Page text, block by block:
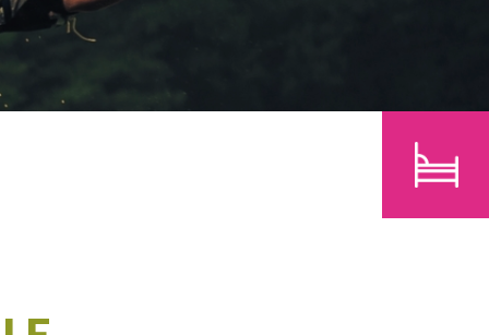
BAMBINI
CERCA